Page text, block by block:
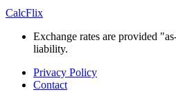
CalcFlix
Exchange rates are provided
liability.
Privacy Policy
Contact